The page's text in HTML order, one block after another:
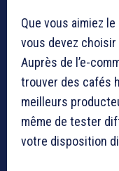
Que vous aimiez
vous devez
Auprès de l’e-
trouver des cafés
meilleurs
même de tester
votre disposition